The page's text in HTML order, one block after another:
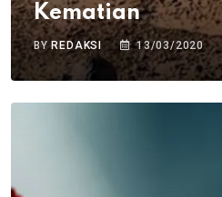
Kematian
BYREDAKSI 13/03/2020